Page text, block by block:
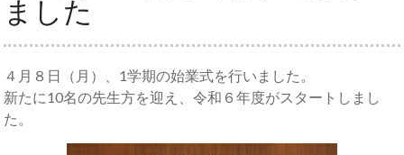
ました
４月８日（月）、1学期の始業式を行いました。
新たに10名の先生方を迎え、令和６年度がスタートしまし
た。